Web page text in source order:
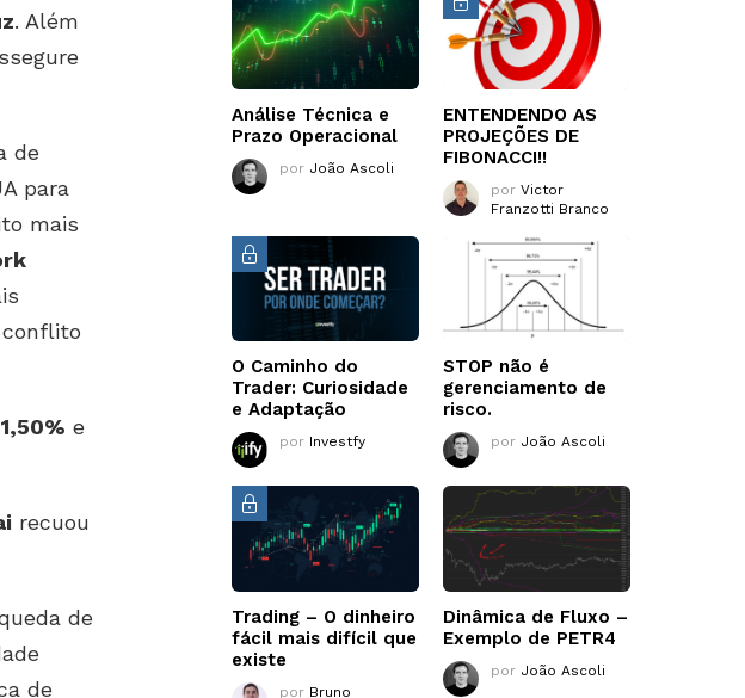
. Além
de
para
mais
conflito
1,50% e
recuou
de
de
Análise Técnica e
Prazo Operacional
por João Ascoli
ENTENDENDO AS
PROJEÇÕES DE
FIBONACCI!!
por Victor
Franzotti Branco
O Caminho do
Trader: Curiosidade
e Adaptação
por Investfy
STOP não é
gerenciamento de
risco.
por João Ascoli
Trading – O dinheiro
fácil mais difícil que
existe
por Bruno
Dinâmica de Fluxo –
Exemplo de PETR4
por João Ascoli